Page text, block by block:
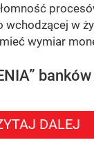
w
wymiar
banków
DALEJ